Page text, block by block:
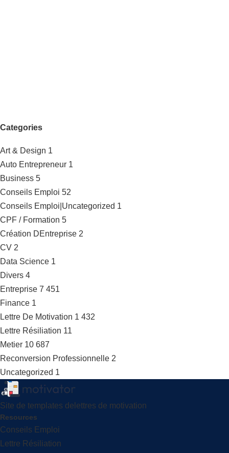
Categories
Art & Design 1
Auto Entrepreneur 1
Business 5
Conseils Emploi 52
Conseils Emploi|Uncategorized 1
CPF / Formation 5
Création DEntreprise 2
CV 2
Data Science 1
Divers 4
Entreprise 7 451
Finance 1
Lettre De Motivation 1 432
Lettre Résiliation 11
Metier 10 687
Reconversion Professionnelle 2
Uncategorized 1
Site de templates delettres de motivation
Resources
Conseils Emploi
Lettre Résiliation